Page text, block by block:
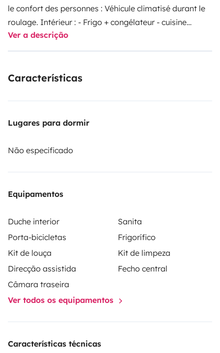
le confort des personnes : Véhicule climatisé durant le
roulage. Intérieur : - Frigo + congélateur - cuisine
équipée avec four et vaisselles - literie confortable -
roue de secours - auvent - grande soute - suspension
automatique pour télé + DVD - panneau solaire - tapis
téléphone.
Ver a descrição
Características
Lugares para dormir
Não especificado
Equipamentos
Duche interior
Sanita
Porta-bicicletas
Frigorífico
Kit de louça
Kit de limpeza
Direcção assistida
Fecho central
Câmara traseira
Ver todos os equipamentos
Características técnicas